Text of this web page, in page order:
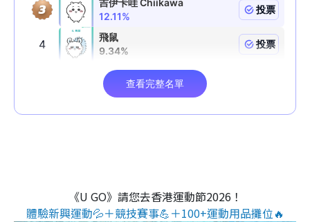
《U GO》請您去香港運動節2026！
體驗新興運動💦＋競技賽事💪＋100+運動用品攤位🔥